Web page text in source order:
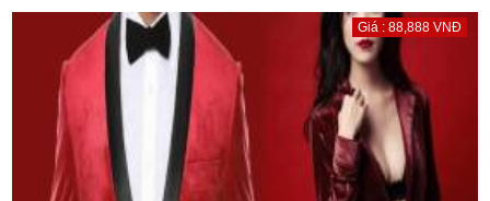
Giá : 88,888 VNĐ